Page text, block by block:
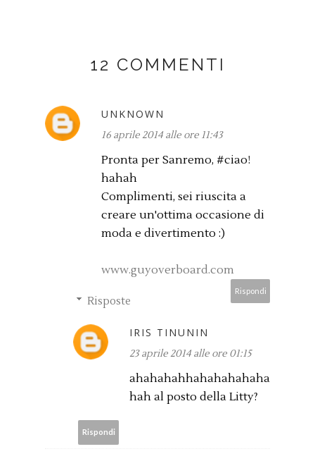
12 COMMENTI
UNKNOWN
16 aprile 2014 alle ore 11:43
Pronta per Sanremo, #ciao!
hahah
Complimenti, sei riuscita a
creare un'ottima occasione di
moda e divertimento :)
www.guyoverboard.com
Rispondi
Risposte
IRIS TINUNIN
23 aprile 2014 alle ore 01:15
ahahahahhahahahahaha
hah al posto della Litty?
Rispondi